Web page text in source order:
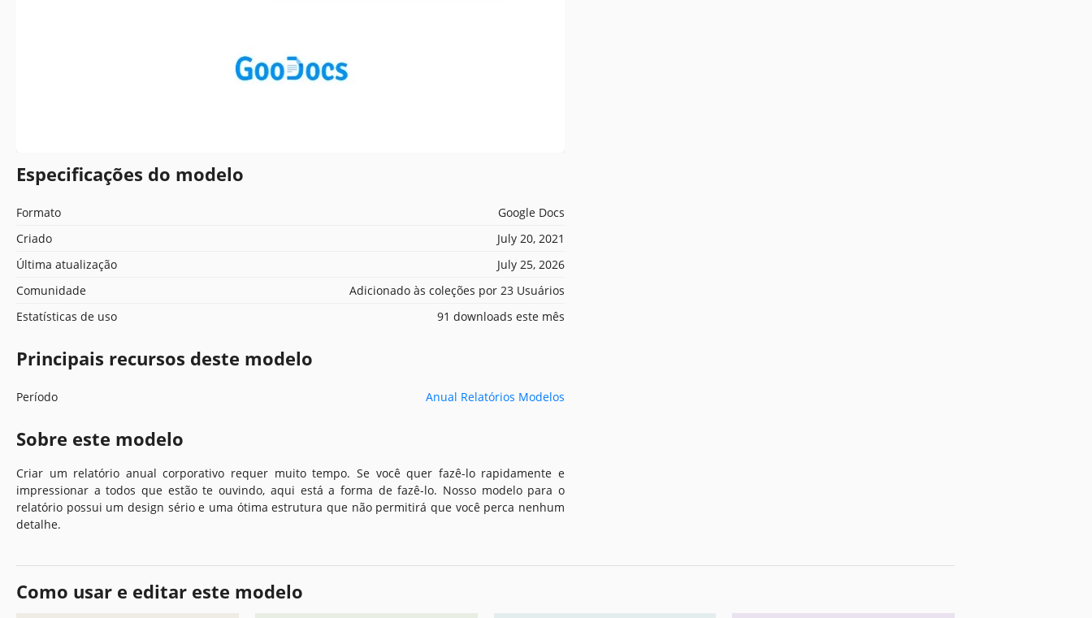
Especificações do modelo
Formato
Google Docs
Criado
July 20, 2021
Última atualização
July 25, 2026
Comunidade
Adicionado às coleções por 23 Usuários
Estatísticas de uso
91 downloads este mês
Principais recursos deste modelo
Período Anual Relatórios Modelos
Sobre este modelo
Criar um relatório anual corporativo requer muito tempo. Se você quer fazê-lo rapidamente e
impressionar a todos que estão te ouvindo, aqui está a forma de fazê-lo. Nosso modelo para o
relatório possui um design sério e uma ótima estrutura que não permitirá que você perca nenhum
detalhe.
Como usar e editar este modelo